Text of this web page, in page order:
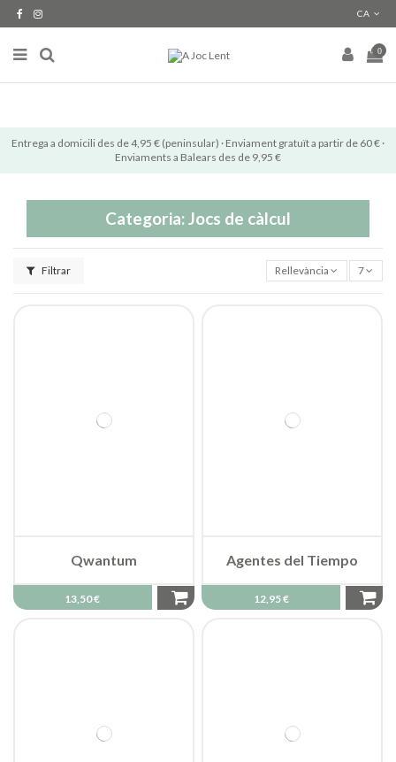
CA
0
Entrega a domicili des de 4,95 € (peninsular) · Enviament gratuït a partir de 60 € ·
Enviaments a Balears des de 9,95 €
Categoria: Jocs de càlcul
Filtrar Rellevància 7
Qwantum
13,50 €
Agentes del Tiempo
12,95 €